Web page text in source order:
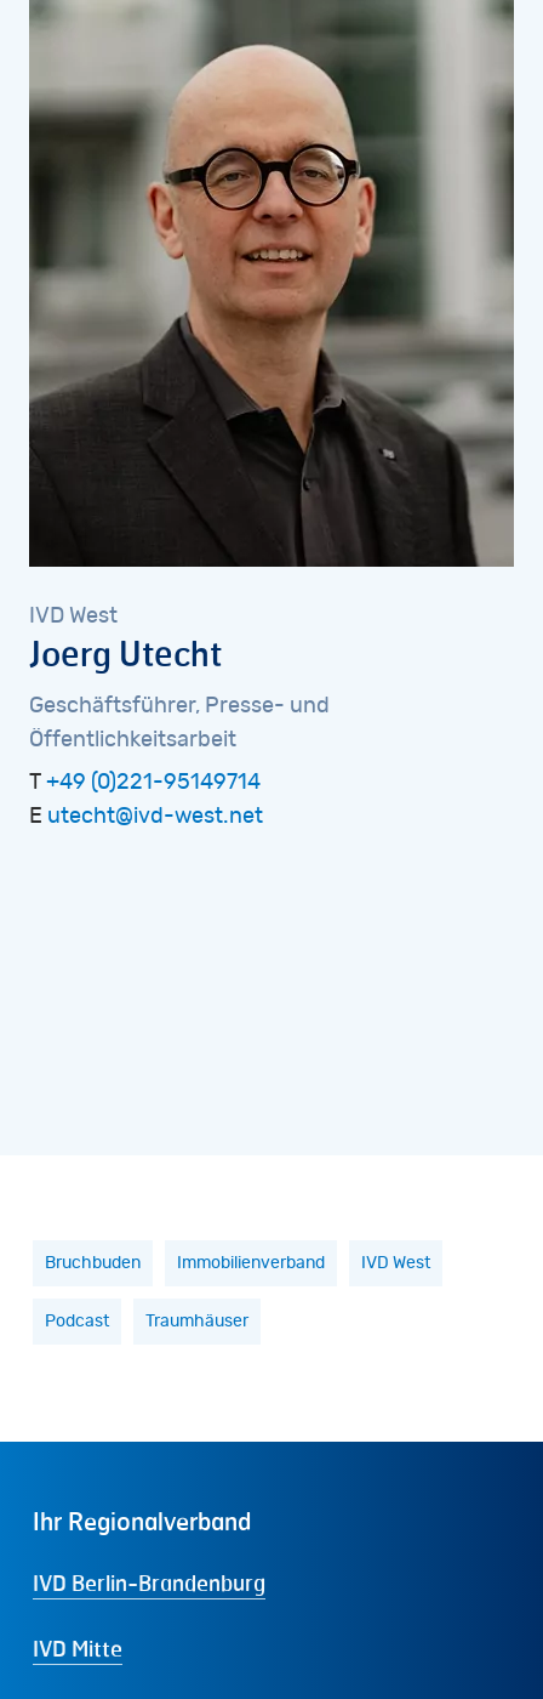
IVD West
Joerg Utecht
Geschäftsführer, Presse- und
Öffentlichkeitsarbeit
T +49 (0)221-95149714
E utecht@ivd-west.net
Bruchbuden Immobilienverband IVD West
Podcast Traumhäuser
Ihr Regionalverband
IVD Berlin-Brandenburg
IVD Mitte